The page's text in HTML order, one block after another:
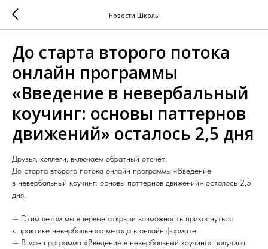
Новости Школы
До старта второго потока
онлайн программы
«Введение в невербальный
коучинг: основы паттернов
движений» осталось 2,5 дня
Друзья, коллеги, включаем обратный отсчёт!
До старта второго потока онлайн программы «Введение
в невербальный коучинг: основы паттернов движений» осталось 2,5
дня.
— Этим летом мы впервые открыли возможность прикоснуться
к практике невербального метода в онлайн формате.
— В мае программа «Введение в невербальный коучинг» получила